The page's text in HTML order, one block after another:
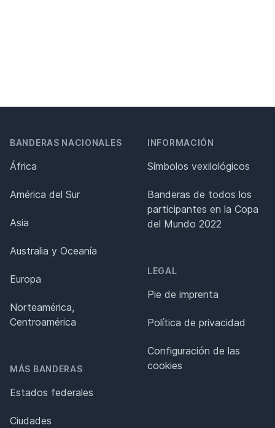
BANDERAS NACIONALES
África
América del Sur
Asia
Australia y Oceanía
Europa
Norteamérica,
Centroamérica
MÁS BANDERAS
Estados federales
Ciudades
INFORMACIÓN
Símbolos vexilológicos
Banderas de todos los
participantes en la Copa
del Mundo 2022
LEGAL
Pie de imprenta
Política de privacidad
Configuración de las
cookies